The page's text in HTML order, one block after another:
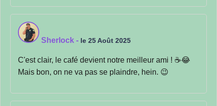
Sherlock - le 25 Août 2025
C'est clair, le café devient notre meilleur ami ! ☕😂
Mais bon, on ne va pas se plaindre, hein. 😉